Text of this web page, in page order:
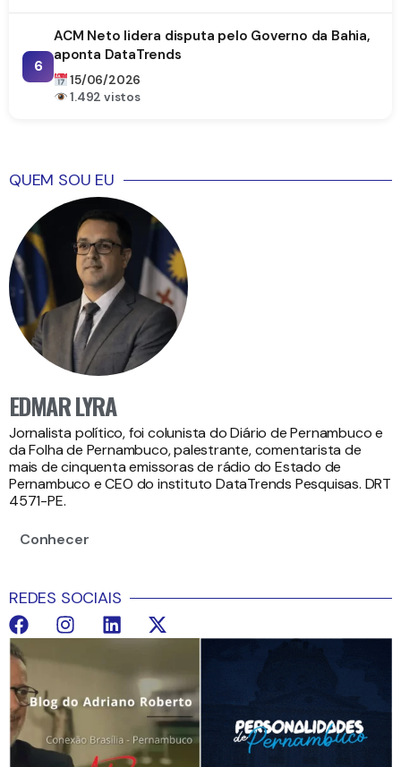
6
ACM Neto lidera disputa pelo Governo da Bahia,
aponta DataTrends
15/06/2026
1.492 vistos
QUEM SOU EU
EDMAR LYRA
Jornalista político, foi colunista do Diário de Pernambuco e
da Folha de Pernambuco, palestrante, comentarista de
mais de cinquenta emissoras de rádio do Estado de
Pernambuco e CEO do instituto DataTrends Pesquisas. DRT
4571-PE.
Conhecer
REDES SOCIAIS